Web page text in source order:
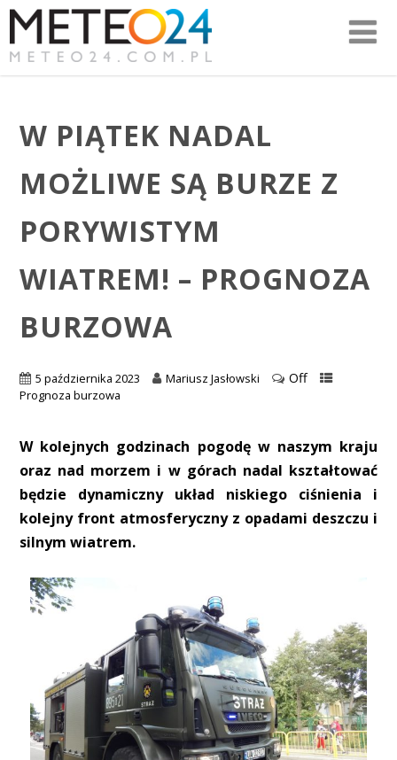
W PIĄTEK NADAL
MOŻLIWE SĄ BURZE Z
PORYWISTYM
WIATREM! – PROGNOZA
BURZOWA
5 października 2023 Mariusz Jasłowski Off
Prognoza burzowa
W kolejnych godzinach pogodę w naszym kraju
oraz nad morzem i w górach nadal kształtować
będzie dynamiczny układ niskiego ciśnienia i
kolejny front atmosferyczny z opadami deszczu i
silnym wiatrem.